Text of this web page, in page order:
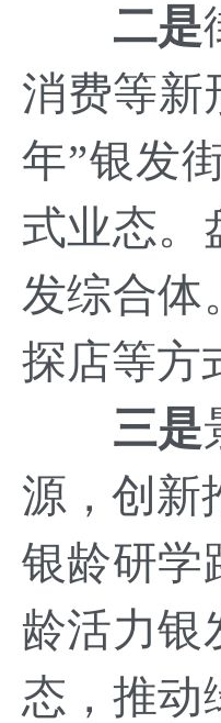
二是
消费等新
年”银发
式业态。
发综合体
探店等方
三是
源，创新
银龄研学
龄活力银
态，推动